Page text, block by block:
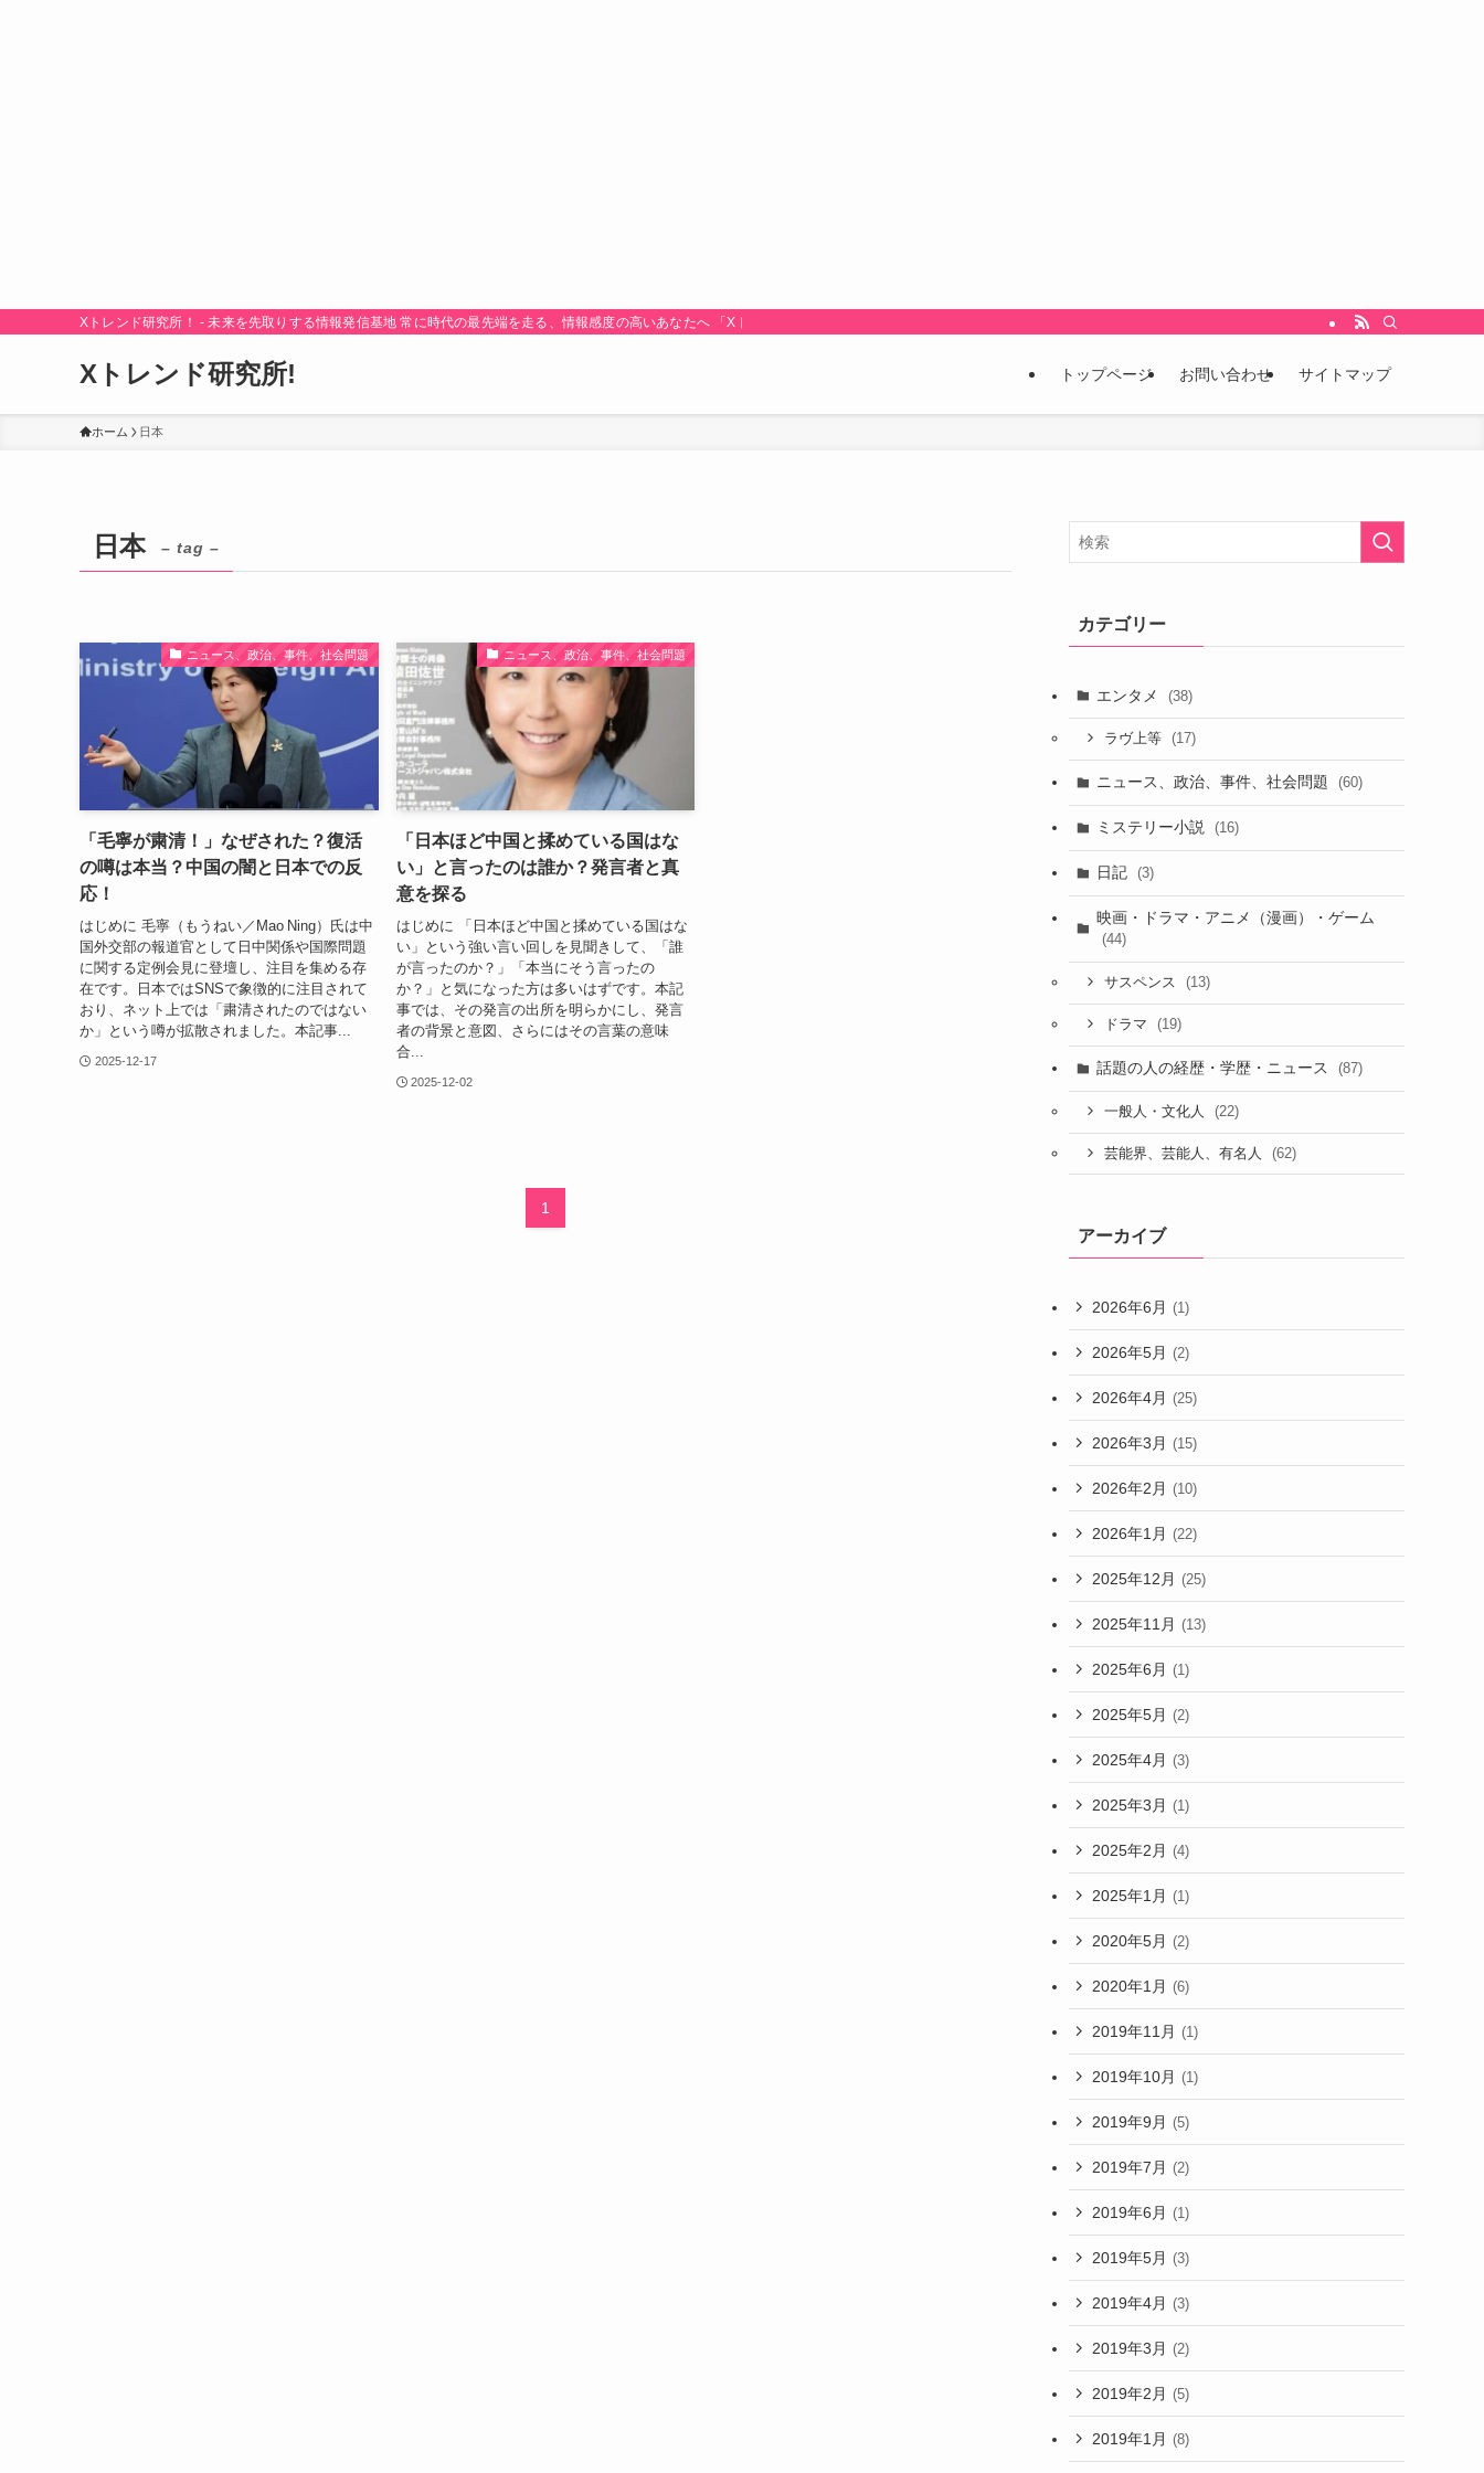
Xトレンド研究所！ - 未来を先取りする情報発信基地 常に時代の最先端を走る、情報感度の高いあなたへ 「Xトレンド研究所！」は、時代のトレンドをいち早くキャッチし、未来を先取りするための情報発信ブログです。 こんな
Xトレンド研究所! トップページ お問い合わせ サイトマップ
ホーム 日本
日本 – tag –
ニュース、政治、事件、社会問題
「毛寧が粛清！」なぜされた？復活
の噂は本当？中国の闇と日本での反
応！
はじめに 毛寧（もうねい／Mao Ning）氏は中
国外交部の報道官として日中関係や国際問題
に関する定例会見に登壇し、注目を集める存
在です。日本ではSNSで象徴的に注目されて
おり、ネット上では「粛清されたのではない
か」という噂が拡散されました。本記事...
2025-12-17
ニュース、政治、事件、社会問題
「日本ほど中国と揉めている国はな
い」と言ったのは誰か？発言者と真
意を探る
はじめに 「日本ほど中国と揉めている国はな
い」という強い言い回しを見聞きして、「誰
が言ったのか？」「本当にそう言ったの
か？」と気になった方は多いはずです。本記
事では、その発言の出所を明らかにし、発言
者の背景と意図、さらにはその言葉の意味
合...
2025-12-02
1
カテゴリー
エンタメ (38)
ラヴ上等 (17)
ニュース、政治、事件、社会問題 (60)
ミステリー小説 (16)
日記 (3)
映画・ドラマ・アニメ（漫画）・ゲーム
(44)
サスペンス (13)
ドラマ (19)
話題の人の経歴・学歴・ニュース (87)
一般人・文化人 (22)
芸能界、芸能人、有名人 (62)
アーカイブ
2026年6月 (1)
2026年5月 (2)
2026年4月 (25)
2026年3月 (15)
2026年2月 (10)
2026年1月 (22)
2025年12月 (25)
2025年11月 (13)
2025年6月 (1)
2025年5月 (2)
2025年4月 (3)
2025年3月 (1)
2025年2月 (4)
2025年1月 (1)
2020年5月 (2)
2020年1月 (6)
2019年11月 (1)
2019年10月 (1)
2019年9月 (5)
2019年7月 (2)
2019年6月 (1)
2019年5月 (3)
2019年4月 (3)
2019年3月 (2)
2019年2月 (5)
2019年1月 (8)